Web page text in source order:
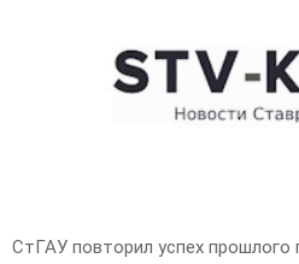
СтГАУ повторил успех прошлого